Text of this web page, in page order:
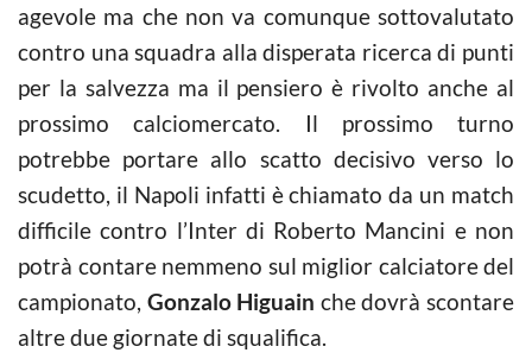
agevole ma che non va comunque sottovalutato
contro una squadra alla disperata ricerca di punti
per la salvezza ma il pensiero è rivolto anche al
prossimo calciomercato. Il prossimo turno
potrebbe portare allo scatto decisivo verso lo
scudetto, il Napoli infatti è chiamato da un match
difficile contro l’Inter di Roberto Mancini e non
potrà contare nemmeno sul miglior calciatore del
campionato, Gonzalo Higuain che dovrà scontare
altre due giornate di squalifica.